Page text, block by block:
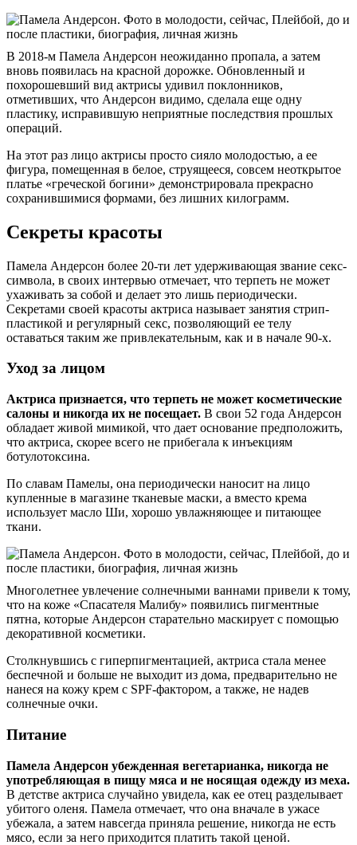
В 2018-м Памела Андерсон неожиданно пропала, а затем
вновь появилась на красной дорожке. Обновленный и
похорошевший вид актрисы удивил поклонников,
отметивших, что Андерсон видимо, сделала еще одну
пластику, исправившую неприятные последствия прошлых
операций.
На этот раз лицо актрисы просто сияло молодостью, а ее
фигура, помещенная в белое, струящееся, совсем неоткрытое
платье «греческой богини» демонстрировала прекрасно
сохранившимися формами, без лишних килограмм.
Секреты красоты
Памела Андерсон более 20-ти лет удерживающая звание секс-
символа, в своих интервью отмечает, что терпеть не может
ухаживать за собой и делает это лишь периодически.
Секретами своей красоты актриса называет занятия стрип-
пластикой и регулярный секс, позволяющий ее телу
оставаться таким же привлекательным, как и в начале 90-х.
Уход за лицом
Актриса признается, что терпеть не может косметические
салоны и никогда их не посещает. В свои 52 года Андерсон
обладает живой мимикой, что дает основание предположить,
что актриса, скорее всего не прибегала к инъекциям
ботулотоксина.
По славам Памелы, она периодически наносит на лицо
купленные в магазине тканевые маски, а вместо крема
использует масло Ши, хорошо увлажняющее и питающее
ткани.
Многолетнее увлечение солнечными ваннами привели к тому,
что на коже «Спасателя Малибу» появились пигментные
пятна, которые Андерсон старательно маскирует с помощью
декоративной косметики.
Столкнувшись с гиперпигментацией, актриса стала менее
беспечной и больше не выходит из дома, предварительно не
нанеся на кожу крем с SPF-фактором, а также, не надев
солнечные очки.
Питание
Памела Андерсон убежденная вегетарианка, никогда не
употребляющая в пищу мяса и не носящая одежду из меха.
В детстве актриса случайно увидела, как ее отец разделывает
убитого оленя. Памела отмечает, что она вначале в ужасе
убежала, а затем навсегда приняла решение, никогда не есть
мясо, если за него приходится платить такой ценой.